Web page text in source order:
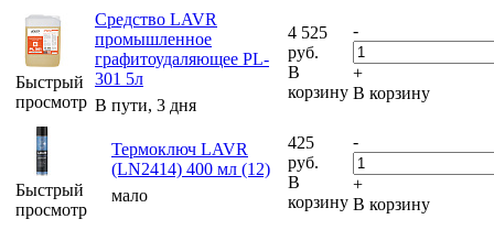
Быстрый
просмотр
Средство LAVR
промышленное
графитоудаляющее PL-
301 5л
В пути, 3 дня
4 525
руб.
В
корзину
-
+
В корзину
Быстрый
просмотр
Термоключ LAVR
(LN2414) 400 мл (12)
мало
425
руб.
В
корзину
-
+
В корзину